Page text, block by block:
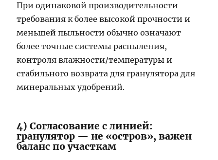
При одинаковой производительности
требования к более высокой прочности и
меньшей пыльности обычно означают
более точные системы распыления,
контроля влажности/температуры и
стабильного возврата для гранулятора для
минеральных удобрений.
4) Согласование с линией:
гранулятор — не «остров», важен
баланс по участкам